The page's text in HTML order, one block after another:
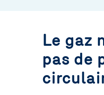
Le gaz
pas de